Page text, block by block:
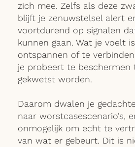
zich mee. Zelfs als deze
blijft je zenuwstelsel alert
voortdurend op signalen
kunnen gaan. Wat je voelt
ontspannen of te
je probeert te beschermen
gekwetst worden.
Daarom dwalen je
naar worstcasescenario’s,
onmogelijk om echt te
van wat er gebeurt. Dit is